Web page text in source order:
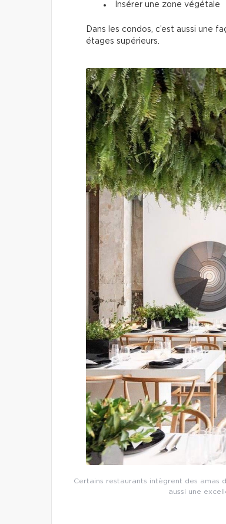
Insérer une zone végétale
Dans les condos, c’est aussi une
étages supérieurs.
Certains restaurants intègrent des amas
aussi une